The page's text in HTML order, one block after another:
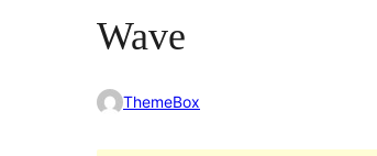
Wave
ThemeBox